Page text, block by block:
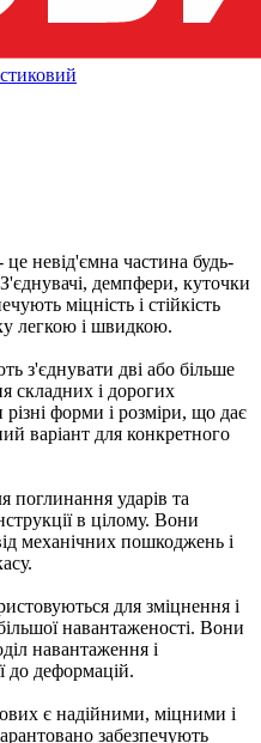
це невід'ємна частина будь-
демпфери, куточки
міцність і стійкість
легкою і швидкою.
з'єднувати дві або більше
складних і дорогих
форми і розміри, що дає
варіант для конкретного
поглинання ударів та
в цілому. Вони
механічних пошкоджень і
для зміцнення і
навантаженості. Вони
навантаження і
до деформацій.
є надійними, міцними і
забезпечують